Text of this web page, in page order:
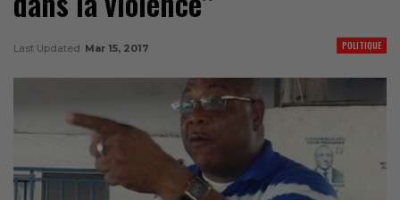
POLITIQUE
Last Updated Mar 15, 2017